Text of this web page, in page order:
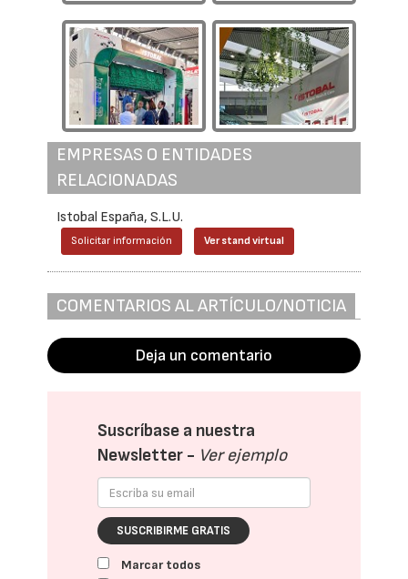
EMPRESAS O ENTIDADES
RELACIONADAS
Istobal España, S.L.U.
Solicitar información Ver stand virtual
COMENTARIOS AL ARTÍCULO/NOTICIA
Deja un comentario
Suscríbase a nuestra
Newsletter - Ver ejemplo
SUSCRIBIRME GRATIS
Marcar todos